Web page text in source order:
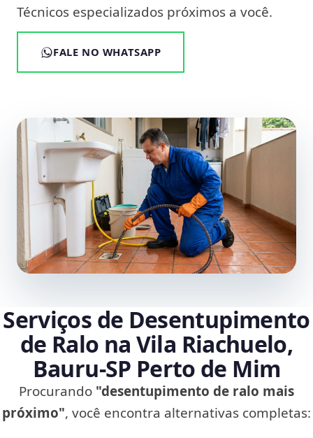
Técnicos especializados próximos a você.
FALE NO WHATSAPP
Serviços de Desentupimento
de Ralo na Vila Riachuelo,
Bauru‑SP Perto de Mim
Procurando "desentupimento de ralo mais
próximo", você encontra alternativas completas: